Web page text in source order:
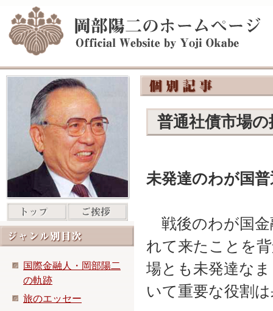
国際金融人・岡部陽二
の軌跡
旅のエッセー
普通社債市場
未発達のわが国
戦後のわが国金
れて来たことを
場とも未発達な
いて重要な役割